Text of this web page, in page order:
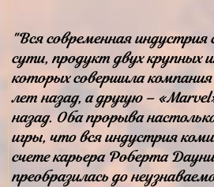
"Вся современная индустрия
сути, продукт двух крупных
которых совершила
лет назад, а другую –
назад. Оба прорыва
игры, что вся индустрия
счете карьера Роберта
преобразилась до